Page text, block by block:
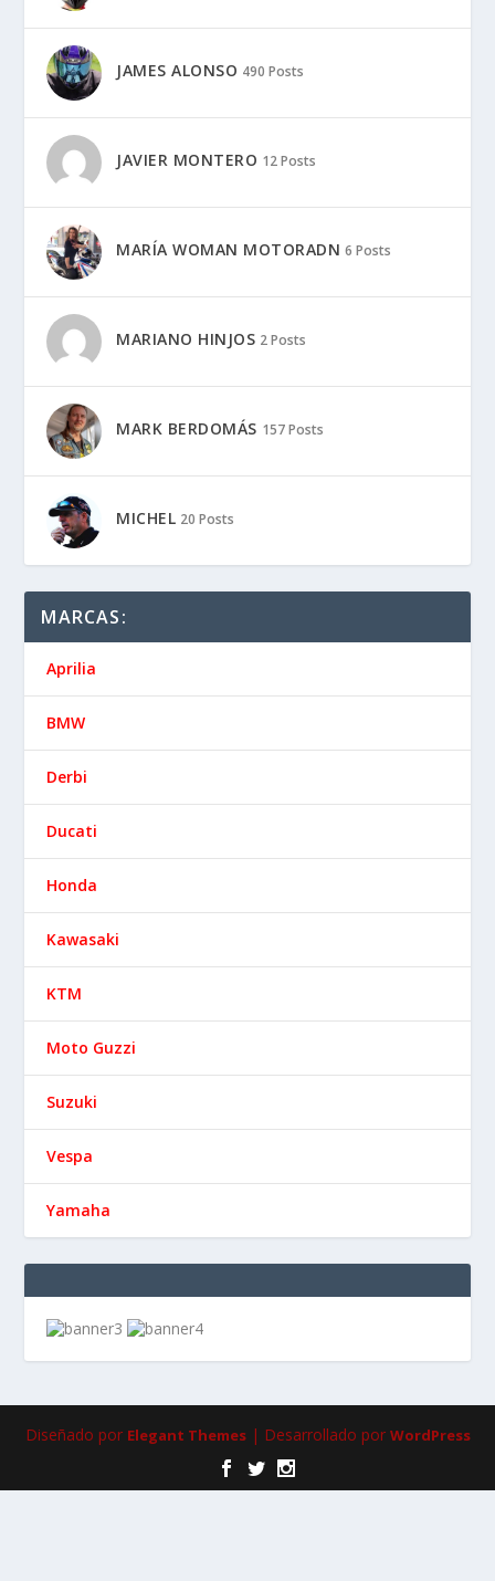
JAMES ALONSO 490 Posts
JAVIER MONTERO 12 Posts
MARÍA WOMAN MOTORADN 6 Posts
MARIANO HINJOS 2 Posts
MARK BERDOMÁS 157 Posts
MICHEL 20 Posts
MARCAS:
Aprilia
BMW
Derbi
Ducati
Honda
Kawasaki
KTM
Moto Guzzi
Suzuki
Vespa
Yamaha
Diseñado por Elegant Themes| Desarrollado por WordPress